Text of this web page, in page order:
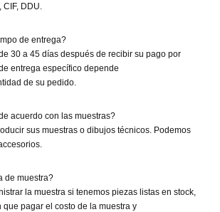
CIF, DDU.
de entrega?
30 a 45 días después de recibir su pago por
entrega específico depende
de su pedido.
acuerdo con las muestras?
sus muestras o dibujos técnicos. Podemos
de muestra?
la muestra si tenemos piezas listas en stock,
pagar el costo de la muestra y